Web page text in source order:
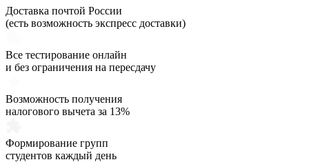
Доставка почтой России
(есть возможность экспресс доставки)
Все тестирование онлайн
и без ограничения на пересдачу
Возможность получения
налогового вычета за 13%
Формирование групп
студентов каждый день